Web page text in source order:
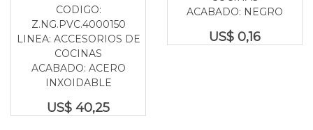
CODIGO:
Z.NG.PVC.4000150
LINEA: ACCESORIOS DE
COCINAS
ACABADO: ACERO
INXOIDABLE
US$ 40,25
ACABADO: NEGRO
US$ 0,16